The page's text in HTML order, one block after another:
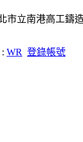
: WR 登錄帳號